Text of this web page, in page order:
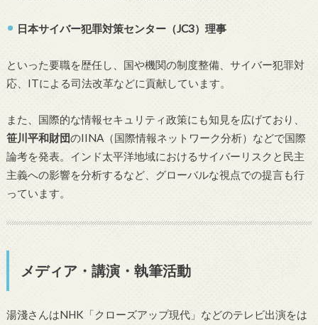
日本サイバー犯罪対策センター（JC3）理事
といった要職を歴任し、国や機関の制度整備、サイバー犯罪対
応、ITによる司法改革などに貢献しています。
また、国際的な情報セキュリティ政策にも知見を広げており、
笹川平和財団のIINA（国際情報ネットワーク分析）などで国際
論考を発表。インド太平洋地域におけるサイバーリスクと民主
主義への影響を分析するなど、グローバルな視点での提言も行
っています。
メディア・講演・執筆活動
湯淺さんはNHK「クローズアップ現代」などのテレビ出演をは